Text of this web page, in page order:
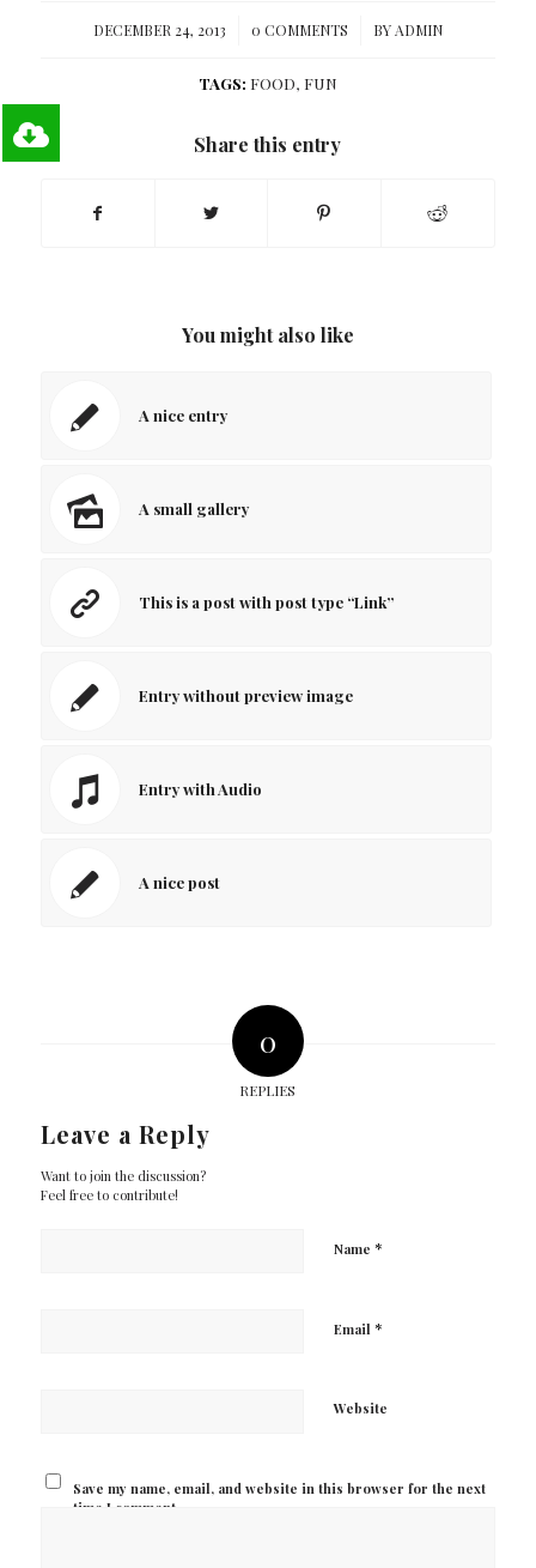
DECEMBER 24, 2013
/ 0 COMMENTS
/ BY ADMIN
TAGS: FOOD, FUN
Share this entry
You might also like
A nice entry
A small gallery
This is a post with post type “Link”
Entry without preview image
Entry with Audio
A nice post
0
REPLIES
Leave a Reply
Want to join the discussion?
Feel free to contribute!
Name *
Email *
Website
Save my name, email, and website in this browser for the next
time I comment.